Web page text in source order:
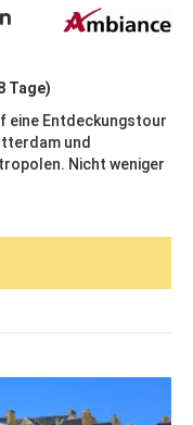
Tage)
eine Entdeckungstour
und
Nicht weniger